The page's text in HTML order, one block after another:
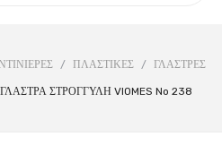
/ ΠΛΑΣΤΙΚΕΣ / ΓΛΑΣΤΡΕΣ
ΓΛΑΣΤΡΑ ΣΤΡΟΓΓΥΛΗ VIOMES No 238